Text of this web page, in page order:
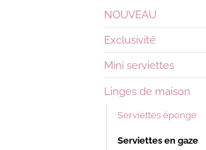
NOUVEAU
Exclusivité
Mini serviettes
Linges de maison
Serviettes éponge
Serviettes en gaze